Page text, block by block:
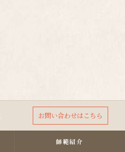
お問い合わせはこちら
師範紹介